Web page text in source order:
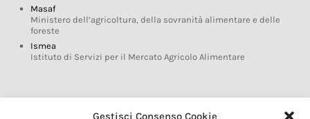
Gestisci Consenso Cookie
Masaf
Ministero dell’agricoltura, della sovranità alimentare e delle
foreste
Ismea
Istituto di Servizi per il Mercato Agricolo Alimentare
Glossario DOP IGP